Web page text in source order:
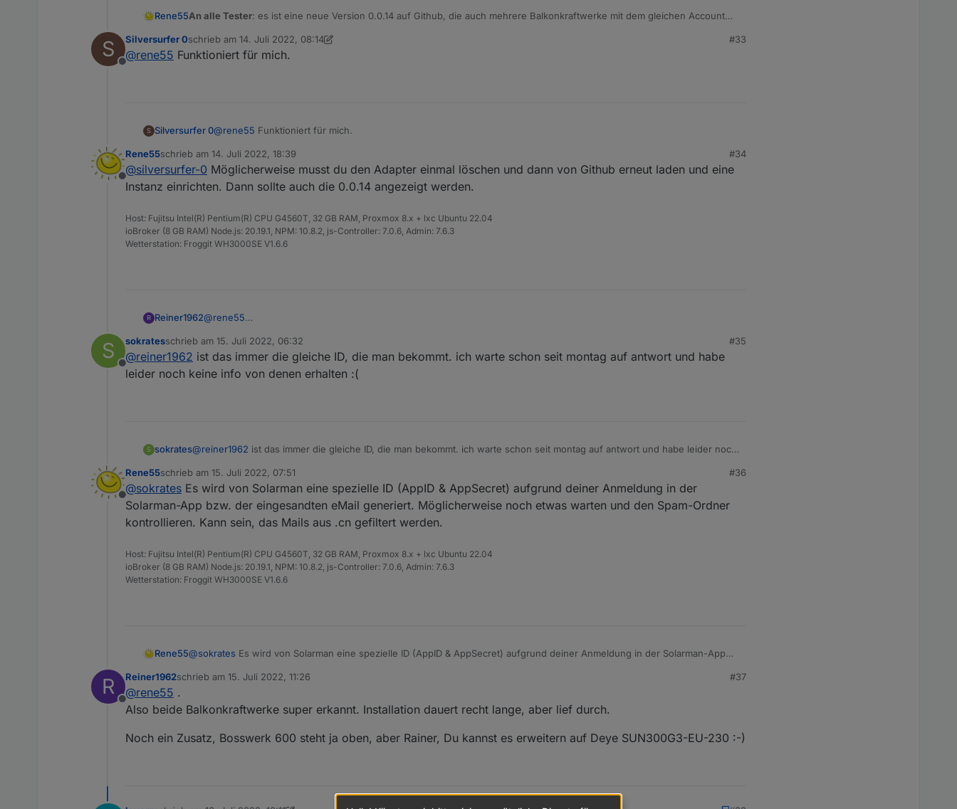
Rene55An alle Tester: es ist eine neue Version 0.0.14 auf Github, die auch mehrere Balkonkraftwerke mit dem gleichen Account
S
Offline
Silversurfer 0schrieb am 14. Juli 2022, 08:14
zuletzt editiert von Silversurfer 0
#33
@rene55 Funktioniert für mich.
S Silversurfer 0@rene55 Funktioniert für mich.
Offline
Rene55schrieb am 14. Juli 2022, 18:39
zuletzt editiert von
#34
@silversurfer-0 Möglicherweise musst du den Adapter einmal löschen und dann von Github erneut laden und eine
Instanz einrichten. Dann sollte auch die 0.0.14 angezeigt werden.
Host: Fujitsu Intel(R) Pentium(R) CPU G4560T, 32 GB RAM, Proxmox 8.x + lxc Ubuntu 22.04
ioBroker (8 GB RAM) Node.js: 20.19.1, NPM: 10.8.2, js-Controller: 7.0.6, Admin: 7.6.3
Wetterstation: Froggit WH3000SE V1.6.6
R Reiner1962@rene55
S
Offline
sokratesschrieb am 15. Juli 2022, 06:32
zuletzt editiert von
#35
@reiner1962 ist das immer die gleiche ID, die man bekommt. ich warte schon seit montag auf antwort und habe
leider noch keine info von denen erhalten :(
S sokrates@reiner1962 ist das immer die gleiche ID, die man bekommt. ich warte schon seit montag auf antwort und habe leider noch
Offline
Rene55schrieb am 15. Juli 2022, 07:51
zuletzt editiert von
#36
@sokrates Es wird von Solarman eine spezielle ID (AppID & AppSecret) aufgrund deiner Anmeldung in der
Solarman-App bzw. der eingesandten eMail generiert. Möglicherweise noch etwas warten und den Spam-Ordner
kontrollieren. Kann sein, das Mails aus .cn gefiltert werden.
Host: Fujitsu Intel(R) Pentium(R) CPU G4560T, 32 GB RAM, Proxmox 8.x + lxc Ubuntu 22.04
ioBroker (8 GB RAM) Node.js: 20.19.1, NPM: 10.8.2, js-Controller: 7.0.6, Admin: 7.6.3
Wetterstation: Froggit WH3000SE V1.6.6
Rene55@sokrates Es wird von Solarman eine spezielle ID (AppID & AppSecret) aufgrund deiner Anmeldung in der Solarman-App
das Mails aus .cn gefiltert werden.
R
Offline
Reiner1962schrieb am 15. Juli 2022, 11:26
zuletzt editiert von
#37
@rene55 .
Also beide Balkonkraftwerke super erkannt. Installation dauert recht lange, aber lief durch.
Noch ein Zusatz, Bosswerk 600 steht ja oben, aber Rainer, Du kannst es erweitern auf Deye SUN300G3-EU-230 :-)